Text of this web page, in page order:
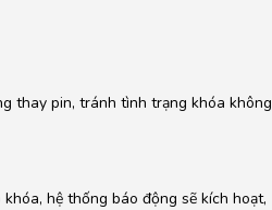
thay pin, tránh tình trạng khóa không
hệ thống báo động sẽ kích hoạt,